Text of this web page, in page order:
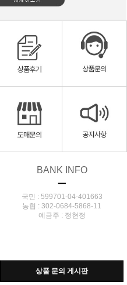
BANK INFO
ㅡ
국민 : 599701-04-401663
농협 : 302-0684-5868-11
예금주 : 정현정
상품 문의 게시판